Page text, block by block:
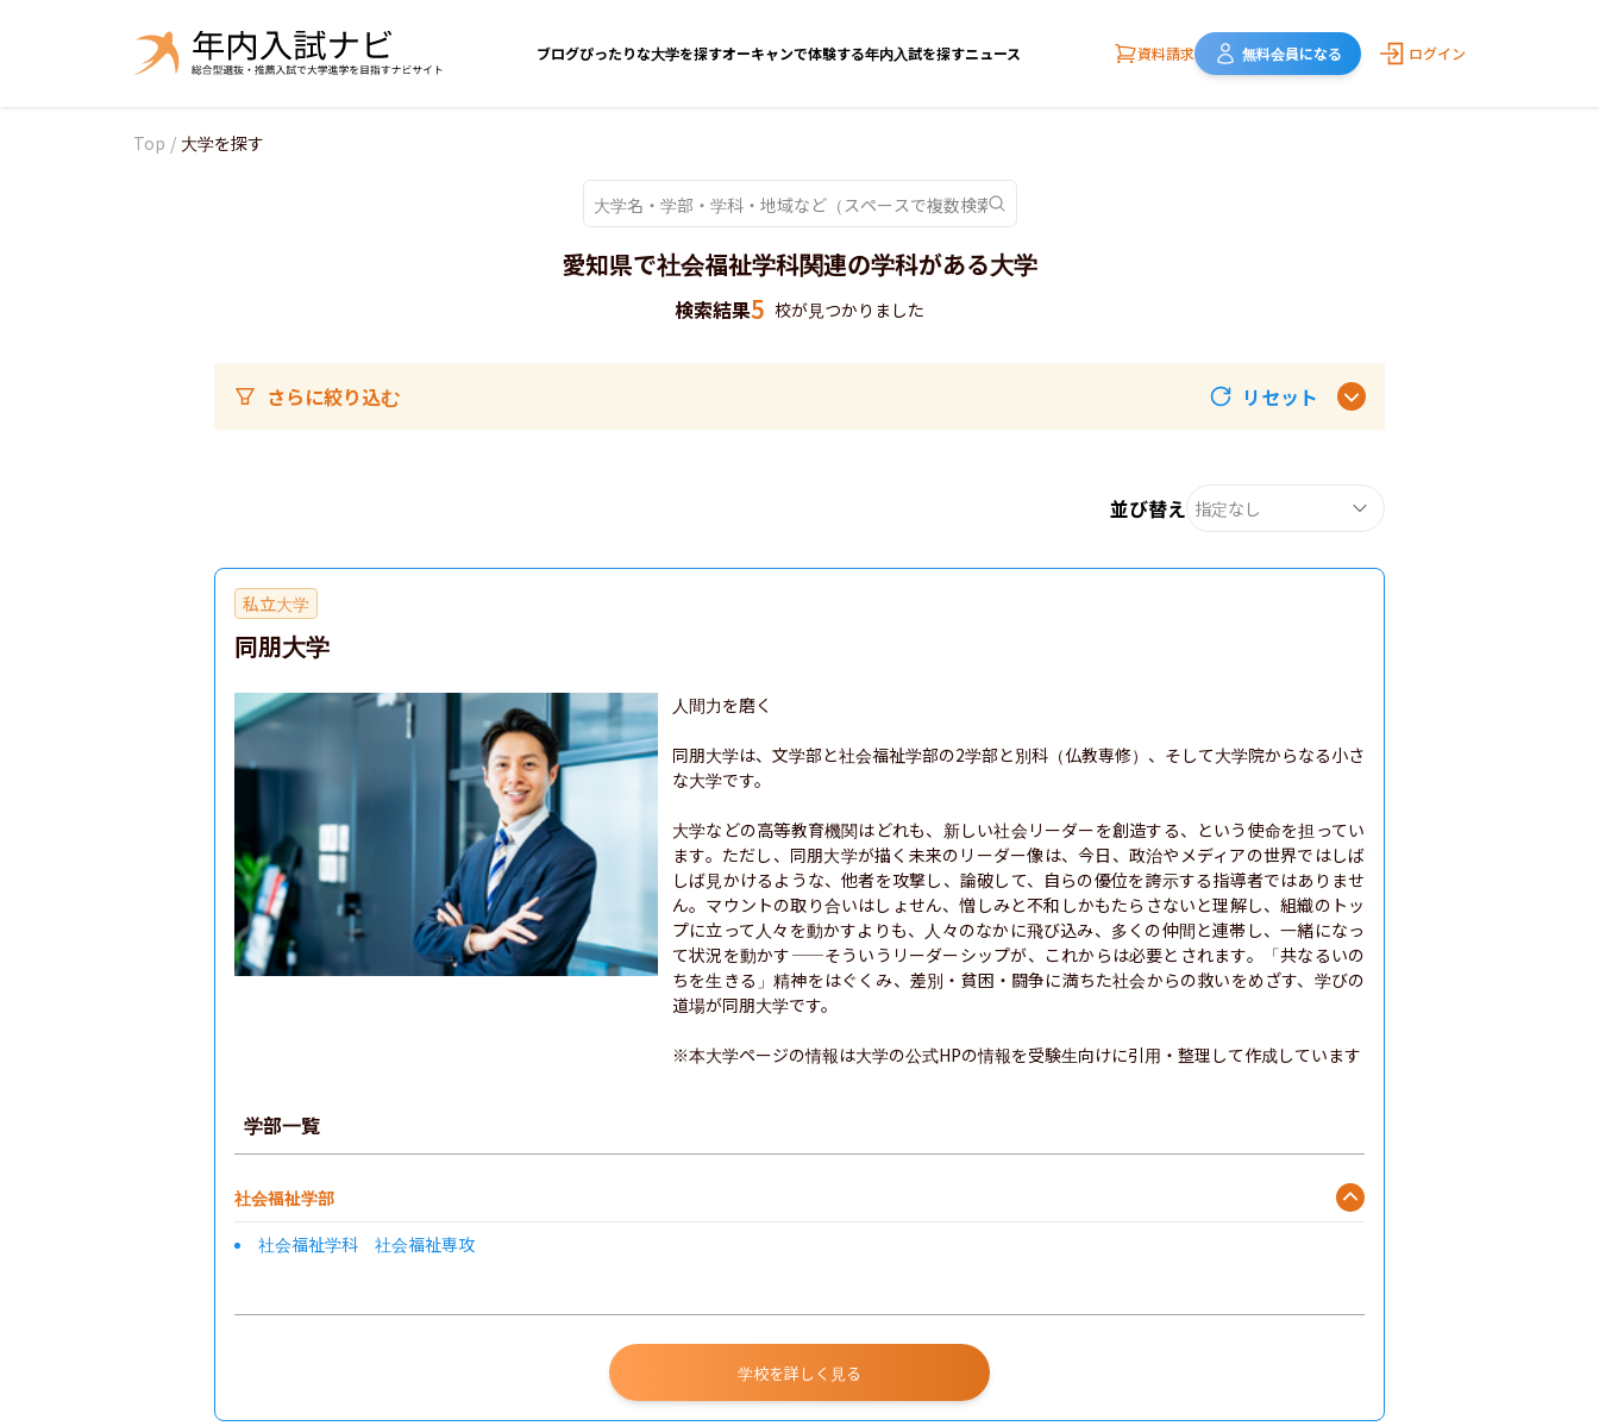
ブログぴったりな大学を探すオーキャンで体験する年内入試を探すニュース 資料請求 無料会員になる ログイン
Top / 大学を探す
愛知県で社会福祉学科関連の学科がある大学
検索結果5 校が見つかりました
さらに絞り込む リセット
並び替え 指定なし
私立大学
同朋大学
人間力を磨く
同朋大学は、文学部と社会福祉学部の2学部と別科（仏教専修）、そして大学院からなる小さ
な大学です。
大学などの高等教育機関はどれも、新しい社会リーダーを創造する、という使命を担ってい
ます。ただし、同朋大学が描く未来のリーダー像は、今日、政治やメディアの世界ではしば
しば見かけるような、他者を攻撃し、論破して、自らの優位を誇示する指導者ではありませ
ん。マウントの取り合いはしょせん、憎しみと不和しかもたらさないと理解し、組織のトッ
プに立って人々を動かすよりも、人々のなかに飛び込み、多くの仲間と連帯し、一緒になっ
て状況を動かす——そういうリーダーシップが、これからは必要とされます。「共なるいの
ちを生きる」精神をはぐくみ、差別・貧困・闘争に満ちた社会からの救いをめざす、学びの
道場が同朋大学です。
※本大学ページの情報は大学の公式HPの情報を受験生向けに引用・整理して作成しています
学部一覧
社会福祉学部
社会福祉学科 社会福祉専攻
学校を詳しく見る